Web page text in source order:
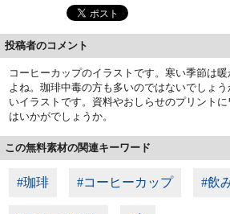
投稿者のコメント
コーヒーカップのイラストです。寒い季節は
よね。珈琲中毒の方も多いのではないでしょ
いイラストです。資料やおしらせのプリント
はいかがでしょうか。
この無料素材の関連キーワード
#珈琲 #コーヒーカップ #飲